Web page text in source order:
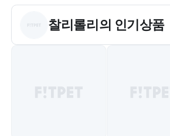
찰리롤리 의 인기상품